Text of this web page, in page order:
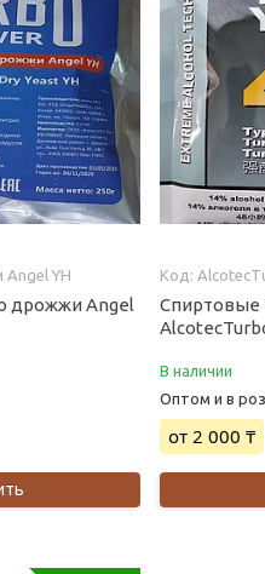
YH
дрожжи Angel
Спиртовые
В наличии
Оптом и в
от 2 000 ₸